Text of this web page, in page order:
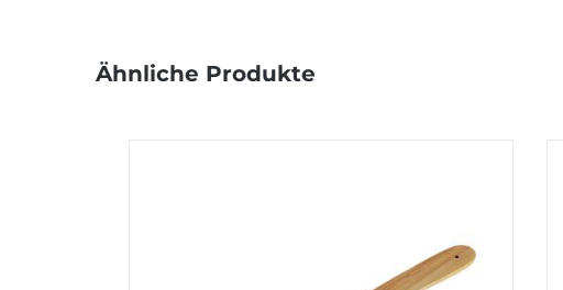
Ähnliche Produkte